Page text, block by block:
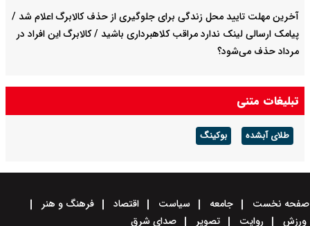
آخرین مهلت تایید محل زندگی برای جلوگیری از حذف کالابرگ اعلام شد /
پیامک ارسالی لینک ندارد مراقب کلاهبرداری باشید / کالابرگ این افراد در
مرداد حذف می‌شود؟
تبلیغات متنی
طلای آبشده بوکینگ
صفحه نخست جامعه سیاست اقتصاد
فرهنگ و هنر
ورزش
روایت تصویر صدای شرق